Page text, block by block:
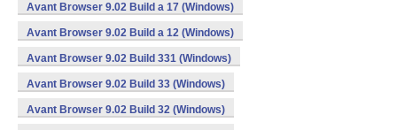
Avant Browser 9.02 Build a 17 (Windows)
Avant Browser 9.02 Build a 12 (Windows)
Avant Browser 9.02 Build 331 (Windows)
Avant Browser 9.02 Build 33 (Windows)
Avant Browser 9.02 Build 32 (Windows)